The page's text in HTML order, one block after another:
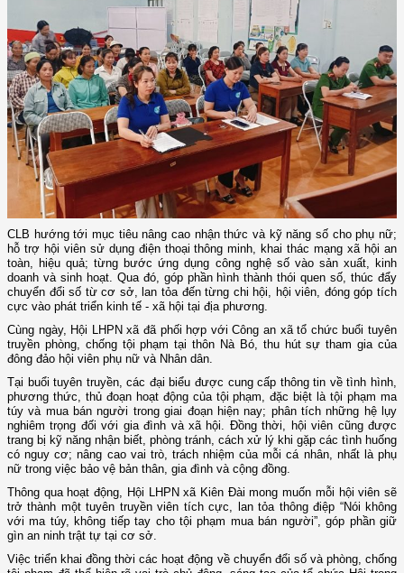
CLB hướng tới mục tiêu nâng cao nhận thức và kỹ năng số cho phụ nữ;
hỗ trợ hội viên sử dụng điện thoại thông minh, khai thác mạng xã hội an
toàn, hiệu quả; từng bước ứng dụng công nghệ số vào sản xuất, kinh
doanh và sinh hoạt. Qua đó, góp phần hình thành thói quen số, thúc đẩy
chuyển đổi số từ cơ sở, lan tỏa đến từng chi hội, hội viên, đóng góp tích
cực vào phát triển kinh tế - xã hội tại địa phương.
Cùng ngày, Hội LHPN xã đã phối hợp với Công an xã tổ chức buổi tuyên
truyền phòng, chống tội phạm tại thôn Nà Bó, thu hút sự tham gia của
đông đảo hội viên phụ nữ và Nhân dân.
Tại buổi tuyên truyền, các đại biểu được cung cấp thông tin về tình hình,
phương thức, thủ đoạn hoạt động của tội phạm, đặc biệt là tội phạm ma
túy và mua bán người trong giai đoạn hiện nay; phân tích những hệ lụy
nghiêm trọng đối với gia đình và xã hội. Đồng thời, hội viên cũng được
trang bị kỹ năng nhận biết, phòng tránh, cách xử lý khi gặp các tình huống
có nguy cơ; nâng cao vai trò, trách nhiệm của mỗi cá nhân, nhất là phụ
nữ trong việc bảo vệ bản thân, gia đình và cộng đồng.
Thông qua hoạt động, Hội LHPN xã Kiên Đài mong muốn mỗi hội viên sẽ
trở thành một tuyên truyền viên tích cực, lan tỏa thông điệp “Nói không
với ma túy, không tiếp tay cho tội phạm mua bán người”, góp phần giữ
gìn an ninh trật tự tại cơ sở.
Việc triển khai đồng thời các hoạt động về chuyển đổi số và phòng, chống